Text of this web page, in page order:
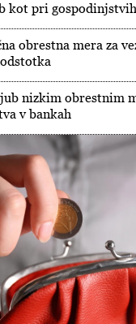
kot pri gospodinjstvih
obrestna mera za
nizkim obrestnim
v bankah